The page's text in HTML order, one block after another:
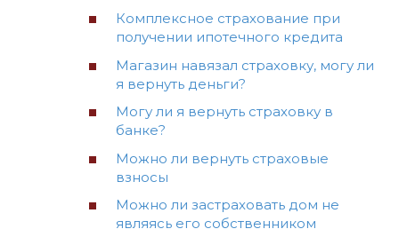
Комплексное страхование при
получении ипотечного кредита
Магазин навязал страховку, могу ли
я вернуть деньги?
Могу ли я вернуть страховку в
банке?
Можно ли вернуть страховые
взносы
Можно ли застраховать дом не
являясь его собственником